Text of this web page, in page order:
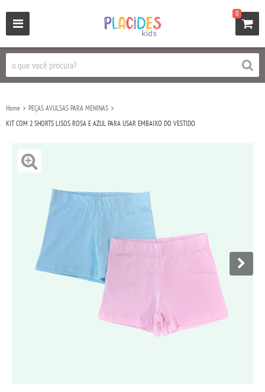
0
Home
PEÇAS AVULSAS PARA MENINAS
KIT COM 2 SHORTS LISOS ROSA E AZUL PARA USAR EMBAIXO DO VESTIDO